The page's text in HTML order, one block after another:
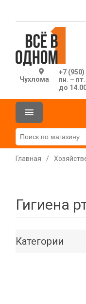
Чухлома
+7
пн. –
до
Главная /
Гигиена
Категории